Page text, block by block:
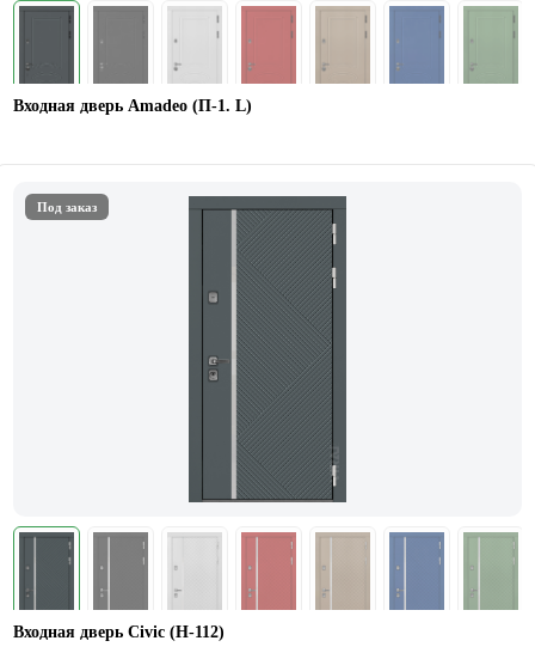
Входная дверь Amadeo (П-1. L)
Под заказ
Входная дверь Civic (Н-112)